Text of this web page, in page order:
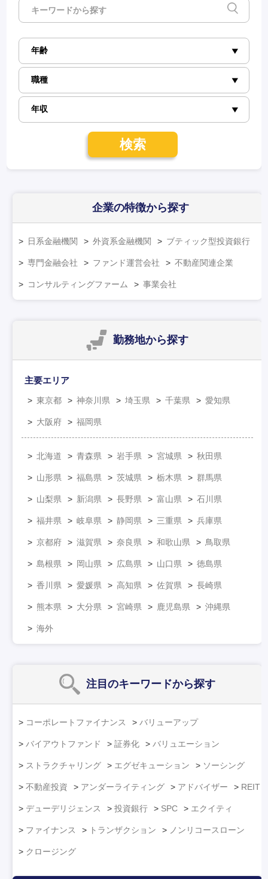
検索
企業の特徴から探す
日系金融機関 外資系金融機関 ブティック型投資銀行
専門金融会社 ファンド運営会社 不動産関連企業
コンサルティングファーム 事業会社
勤務地から探す
主要エリア
東京都 神奈川県 埼玉県 千葉県 愛知県
大阪府 福岡県
北海道 青森県 岩手県 宮城県 秋田県
山形県 福島県 茨城県 栃木県 群馬県
山梨県 新潟県 長野県 富山県 石川県
福井県 岐阜県 静岡県 三重県 兵庫県
京都府 滋賀県 奈良県 和歌山県 鳥取県
島根県 岡山県 広島県 山口県 徳島県
香川県 愛媛県 高知県 佐賀県 長崎県
熊本県 大分県 宮崎県 鹿児島県 沖縄県
海外
注目のキーワードから探す
コーポレートファイナンス バリューアップ
バイアウトファンド 証券化 バリュエーション
ストラクチャリング エグゼキューション ソーシング
不動産投資 アンダーライティング アドバイザー REIT
デューデリジェンス 投資銀行 SPC エクイティ
ファイナンス トランザクション ノンリコースローン
クロージング